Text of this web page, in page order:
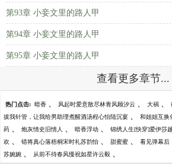
第93章 小妾文里的路人甲
第94章 小妾文里的路人甲
第95章 小妾文里的路人甲
查看更多章节...
热门点击: 暗香 、 风起时爱意散尽林青风顾汐云 、 大祸 、
拔我针管，让我给男助理煮醒酒汤程心怡陆沉宴 、 和姐姐互换
药 、 炮灰情史旧情人 、 暗香浮动 、 锦绣人生[快穿]爱伊莎
欢 、 错将真心落梧桐宋时礼苏韵怡 、 甜蜜蜜 、 看见弹幕后
苏婉婉 、 从前不待春风慢祝如星许云毅 、